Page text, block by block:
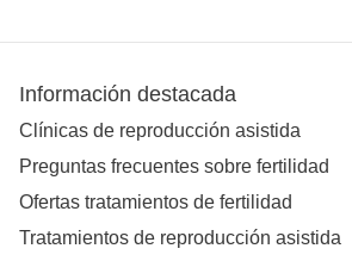
Información destacada
Clínicas de reproducción asistida
Preguntas frecuentes sobre fertilidad
Ofertas tratamientos de fertilidad
Tratamientos de reproducción asistida